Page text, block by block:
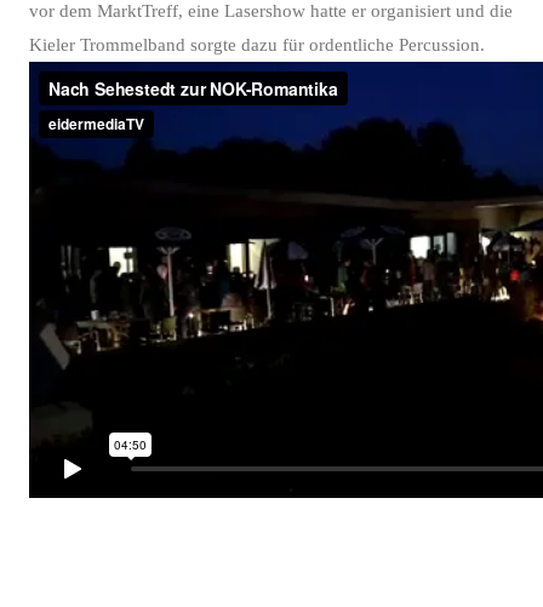
vor dem MarktTreff, eine Lasershow hatte er organisiert und die
Kieler Trommelband sorgte dazu für ordentliche Percussion.